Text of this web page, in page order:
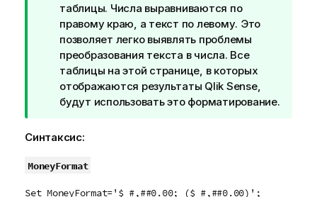
и
м
е
ч
а
н
и
к
о
таблицы. Числа выравниваются по
правому краю, а текст по левому. Это
позволяет легко выявлять проблемы
преобразования текста в числа. Все
таблицы на этой странице, в которых
отображаются результаты Qlik Sense,
будут использовать это форматирование.
Синтаксис:
MoneyFormat
Set MoneyFormat='$ #,##0.00; ($ #,##0.00)';